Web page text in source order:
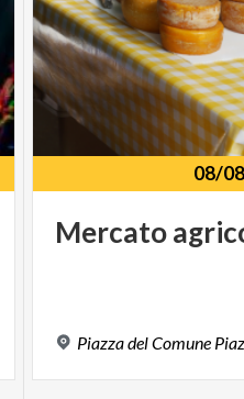
08/
Mercato
PiazzadelComune